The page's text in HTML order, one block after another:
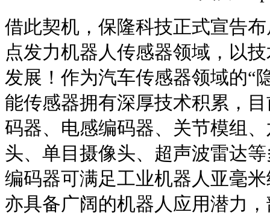
借此契机，保隆科技正式宣告
点发力机器人传感器领域，以
发展！作为汽车传感器领域的“
能传感器拥有深厚技术积累，
码器、电感编码器、关节模组
头、单目摄像头、超声波雷达
编码器可满足工业机器人亚毫
亦具备广阔的机器人应用潜力